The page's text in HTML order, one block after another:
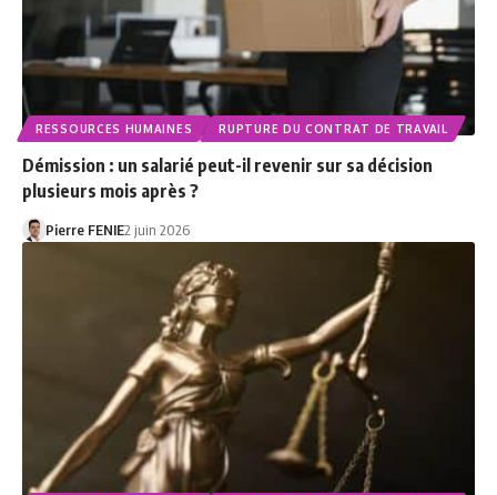
RESSOURCES HUMAINES RUPTURE DU CONTRAT DE TRAVAIL
Démission : un salarié peut-il revenir sur sa décision
plusieurs mois après ?
Pierre FENIE2 juin 2026